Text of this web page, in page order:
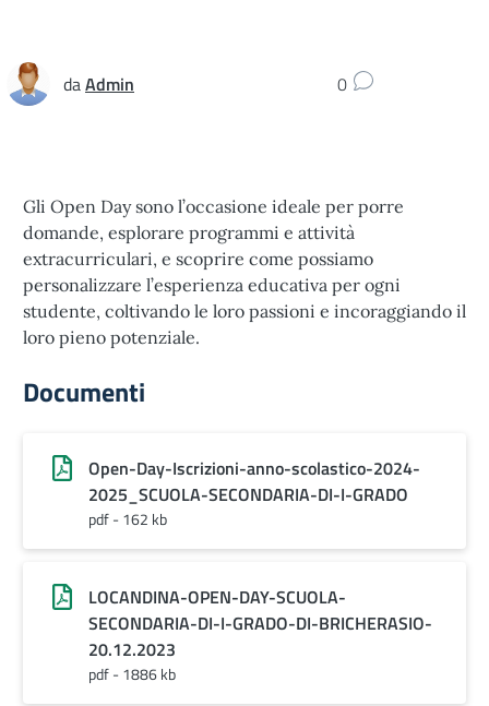
daAdmin 0
Gli Open Day sono l’occasione ideale per porre
domande, esplorare programmi e attività
extracurriculari, e scoprire come possiamo
personalizzare l’esperienza educativa per ogni
studente, coltivando le loro passioni e incoraggiando il
loro pieno potenziale.
Documenti
Open-Day-Iscrizioni-anno-scolastico-2024-
2025_SCUOLA-SECONDARIA-DI-I-GRADO
pdf - 162 kb
LOCANDINA-OPEN-DAY-SCUOLA-
SECONDARIA-DI-I-GRADO-DI-BRICHERASIO-
20.12.2023
pdf - 1886 kb